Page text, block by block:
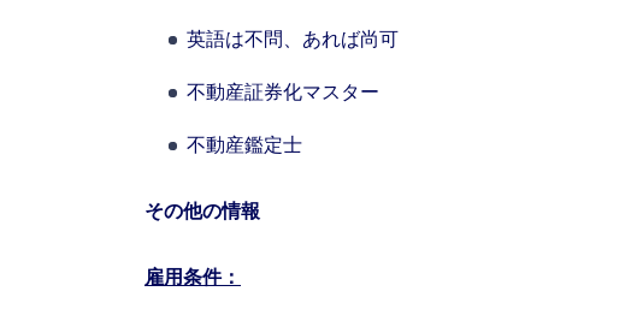
英語は不問、あれば尚可
不動産証券化マスター
不動産鑑定士
その他の情報
雇用条件：
leading diversified
management firm
show you how we